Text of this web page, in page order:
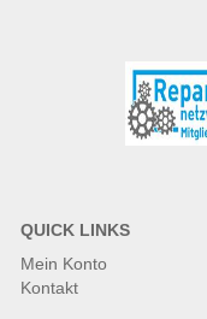
QUICK LINKS
Mein Konto
Kontakt